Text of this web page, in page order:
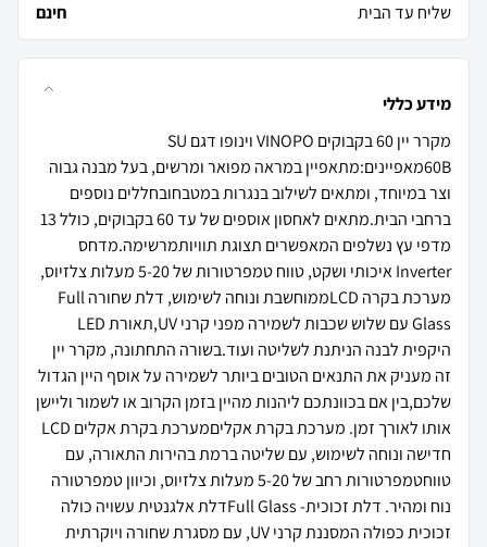
שליח עד הבית
חינם
מידע כללי
מקרר יין 60 בקבוקים VINOPO וינופו דגם SU
60Bמאפיינים:מתאפיין במראה מפואר ומרשים, בעל מבנה גבוה
וצר במיוחד, ומתאים לשילוב בנגרות במטבחובחללים נוספים
ברחבי הבית.מתאים לאחסון אוספים של עד 60 בקבוקים, כולל 13
מדפי עץ נשלפים המאפשרים תצוגת תוויותמרשימה.מדחס
Inverter איכותי ושקט, טווח טמפרטורות של 5-20 מעלות צלזיוס,
מערכת בקרה LCDממוחשבת ונוחה לשימוש, דלת שחורה Full
Glass עם שלוש שכבות לשמירה מפני קרני UV,תאורת LED
היקפית לבנה הניתנת לשליטה ועוד.בשורה התחתונה, מקרר יין
זה מעניק את התנאים הטובים ביותר לשמירה על אוסף היין הגדול
שלכם,בין אם בכוונתכם ליהנות מהיין בזמן הקרוב או לשמור וליישן
אותו לאורך זמן. מערכת בקרת אקליםמערכת בקרת אקלים LCD
חדישה ונוחה לשימוש, עם שליטה ברמת בהירות התאורה, עם
טווחטמפרטורות רחב של 5-20 מעלות צלזיוס, וכיוון טמפרטורה
נוח ומהיר. דלת זכוכית- Full Glassדלת אלגנטית עשויה כולה
זכוכית כפולה המסננת קרני UV, עם מסגרת שחורה ויוקרתית